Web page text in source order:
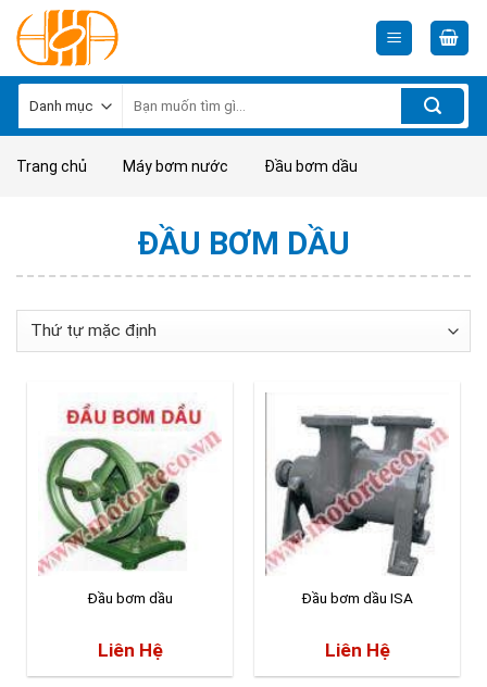
Skip
to
content
kiếm:
Trang chủ Máy bơm nước Đầu bơm dầu
ĐẦU BƠM DẦU
Đầu bơm dầu
Liên Hệ
Đầu bơm dầu ISA
Liên Hệ